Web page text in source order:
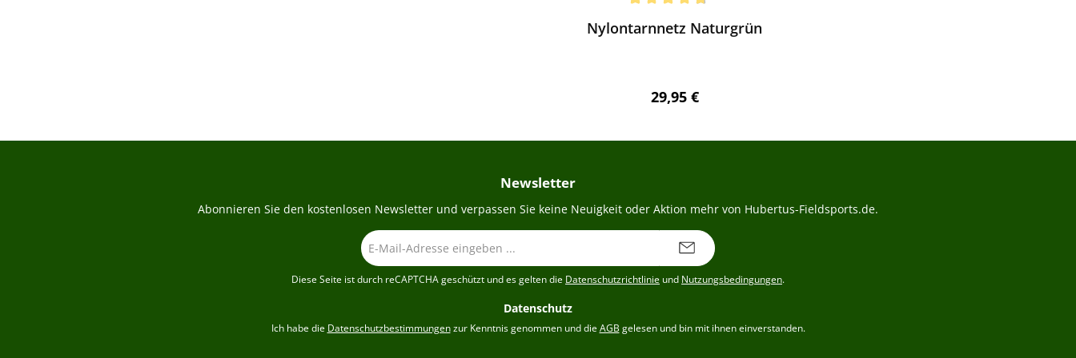
Nylontarnnetz Naturgrün
Regulärer Preis:
29,95 €
Newsletter
Abonnieren Sie den kostenlosen Newsletter und verpassen Sie keine Neuigkeit oder Aktion mehr von Hubertus-Fieldsports.de.
E-
Mail-
Adresse
Diese Seite ist durch reCAPTCHA geschützt und es gelten die Datenschutzrichtlinie und Nutzungsbedingungen.
Datenschutz
Ich habe die Datenschutzbestimmungenzur Kenntnis genommen und dieAGB gelesen und bin mit ihnen einverstanden.